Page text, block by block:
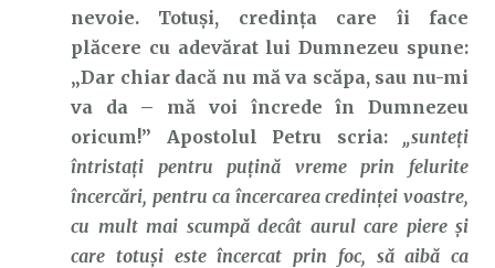
nevoie. Totuși, credința care îi face
plăcere cu adevărat lui Dumnezeu spune:
„Dar chiar dacă nu mă va scăpa, sau nu-mi
va da – mă voi încrede în Dumnezeu
oricum!” Apostolul Petru scria: „sunteţi
întristaţi pentru puţină vreme prin felurite
încercări, pentru ca încercarea credinţei voastre,
cu mult mai scumpă decât aurul care piere şi
care totuşi este încercat prin foc, să aibă ca